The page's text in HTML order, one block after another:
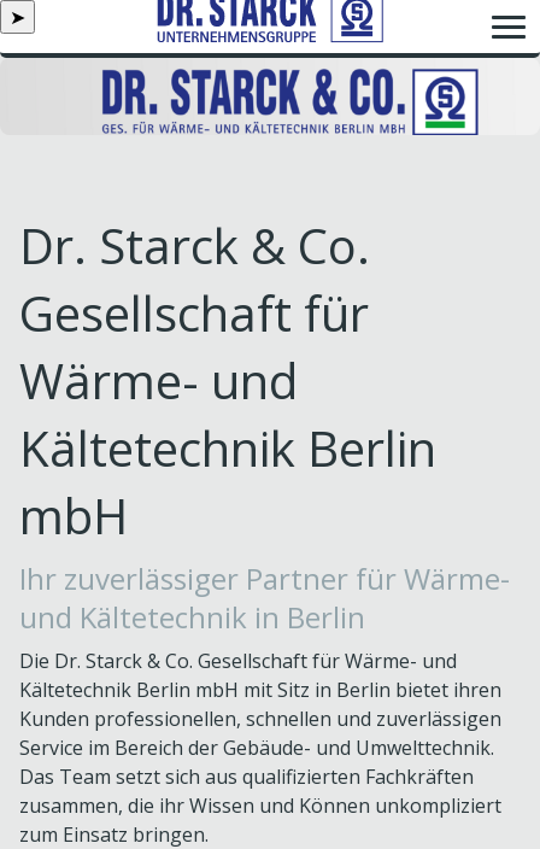
➤
Dr. Starck & Co.
Gesellschaft für
Wärme- und
Kältetechnik Berlin
mbH
Ihr zuverlässiger Partner für Wärme-
und Kältetechnik in Berlin
Die Dr. Starck & Co. Gesellschaft für Wärme- und
Kältetechnik Berlin mbH mit Sitz in Berlin bietet ihren
Kunden professionellen, schnellen und zuverlässigen
Service im Bereich der Gebäude- und Umwelttechnik.
Das Team setzt sich aus qualifizierten Fachkräften
zusammen, die ihr Wissen und Können unkompliziert
zum Einsatz bringen.